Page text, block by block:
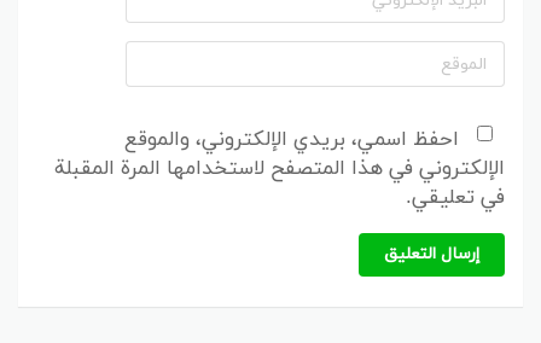
احفظ اسمي، بريدي الإلكتروني، والموقع
الإلكتروني في هذا المتصفح لاستخدامها المرة المقبلة
في تعليقي.
إرسال التعليق